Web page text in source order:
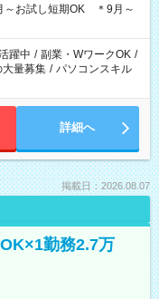
12：00-20：00（実働7ｈ/
休憩1ｈ） 13：00-22：
間帯固定OK
お試し短期OK ＊9月～
躍中 / 副業・WワークOK /
大量募集 / パソコンスキル
詳細へ
掲載日：2026.08.07
勤務2.7万